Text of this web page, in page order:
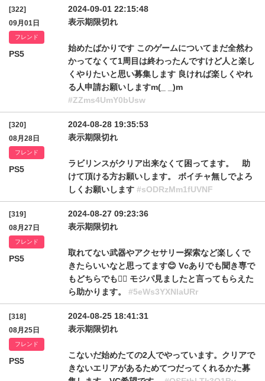
[322]
09月01日
フレンド
PS5
2024-09-01 22:15:48
表示期限切れ
始めたばかりです このゲームについてまだ全然わ
かってなくて1周目は終わったんですけど人と楽し
くやりたいと思い募集します 良ければ楽しくやれ
る人申請お願いしますm(_ _)m
#ZZms4UmY0bUsw
[320]
08月28日
フレンド
PS5
2024-08-28 19:35:53
表示期限切れ
ラビリンスがクリア出来なくて困ってます。 助
けて頂ける方お願いします。 ボイチャ無しでよろ
しくお願いします #sODRzMm1fUVNF
[319]
08月27日
フレンド
PS5
2024-08-27 09:23:36
表示期限切れ
取れてない武器やアクセサリー探索など楽しくで
きたらいいなと思ってます😊 Vcありでも聞き専で
もどちらでも🙆‍♀️ モジパ見ましたと言ってもらえた
ら助かります。 #5eWs3YXNlaURr
[318]
08月25日
フレンド
PS5
2024-08-25 18:41:31
表示期限切れ
こないだ始めたての2人でやっています。クリアで
きないエリアがあるためてつだってくれるかた募